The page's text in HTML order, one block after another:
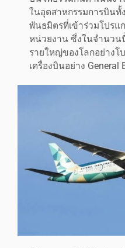
ในอุตสาหกรรมการบินทั้
พันธมิตรที่เข้าร่วมโปร
หน่วยงาน ซึ่งในจำนวน
รายใหญ่ของโลกอย่างโ
เครื่องบินอย่าง General